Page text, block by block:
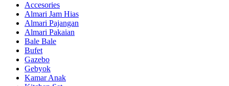
Accesories
Almari Jam Hias
Almari Pajangan
Almari Pakaian
Bale Bale
Bufet
Gazebo
Gebyok
Kamar Anak